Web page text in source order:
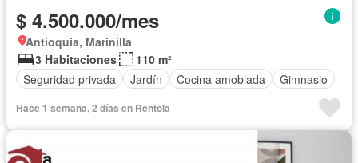
$ 4.500.000/mes
Antioquia, Marinilla
3 Habitaciones
110 m²
Seguridad privada
Jardín Cocina amoblada Gimnasio
Hace 1 semana, 2 días en Rentola